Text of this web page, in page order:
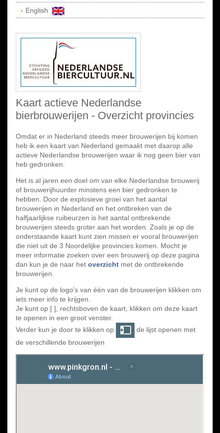
English
Kaart actieve Nederlandse
bierbrouwerijen - Overzicht provincies
Omdat er in Nederland steeds meer brouwerijen bij komen
heb ik een kaart van Nederland gemaakt met daarop alle
actieve Nederlandse brouwerijen waar ik nog geen bier van
heb gedronken.
Het is al jaren een doel om van elke Nederlandse brouwerij
of brouwerijhuurder minstens een bier gedronken te
hebben. Door de explosieve groei van het aantal
brouwerijen in Nederland en het ontbreken van de
halfjaarlijkse ruibeurzen is het aantal ontbrekende
brouwerijen steeds groter aan het worden. Zoals je op de
onderstaande kaart kunt zien missen er vooral brouwerijen
die niet uit de 3 Noordelijke provincies komen. Mocht je
meer informatie zoeken over een brouwerij op deze pagina
dan kun je de naar hetoverzicht met de ontbrekende
brouwerijen.
Je kunt op de logo's van één van de brouwerijen klikken om
iets meer info te krijgen.
Je kunt op [ ], rechtsboven de kaart, klikken om deze kaart
te openen in een groot venster.
Verder kun je door te klikken op
de lijst openen met
de verschillende brouwerijen